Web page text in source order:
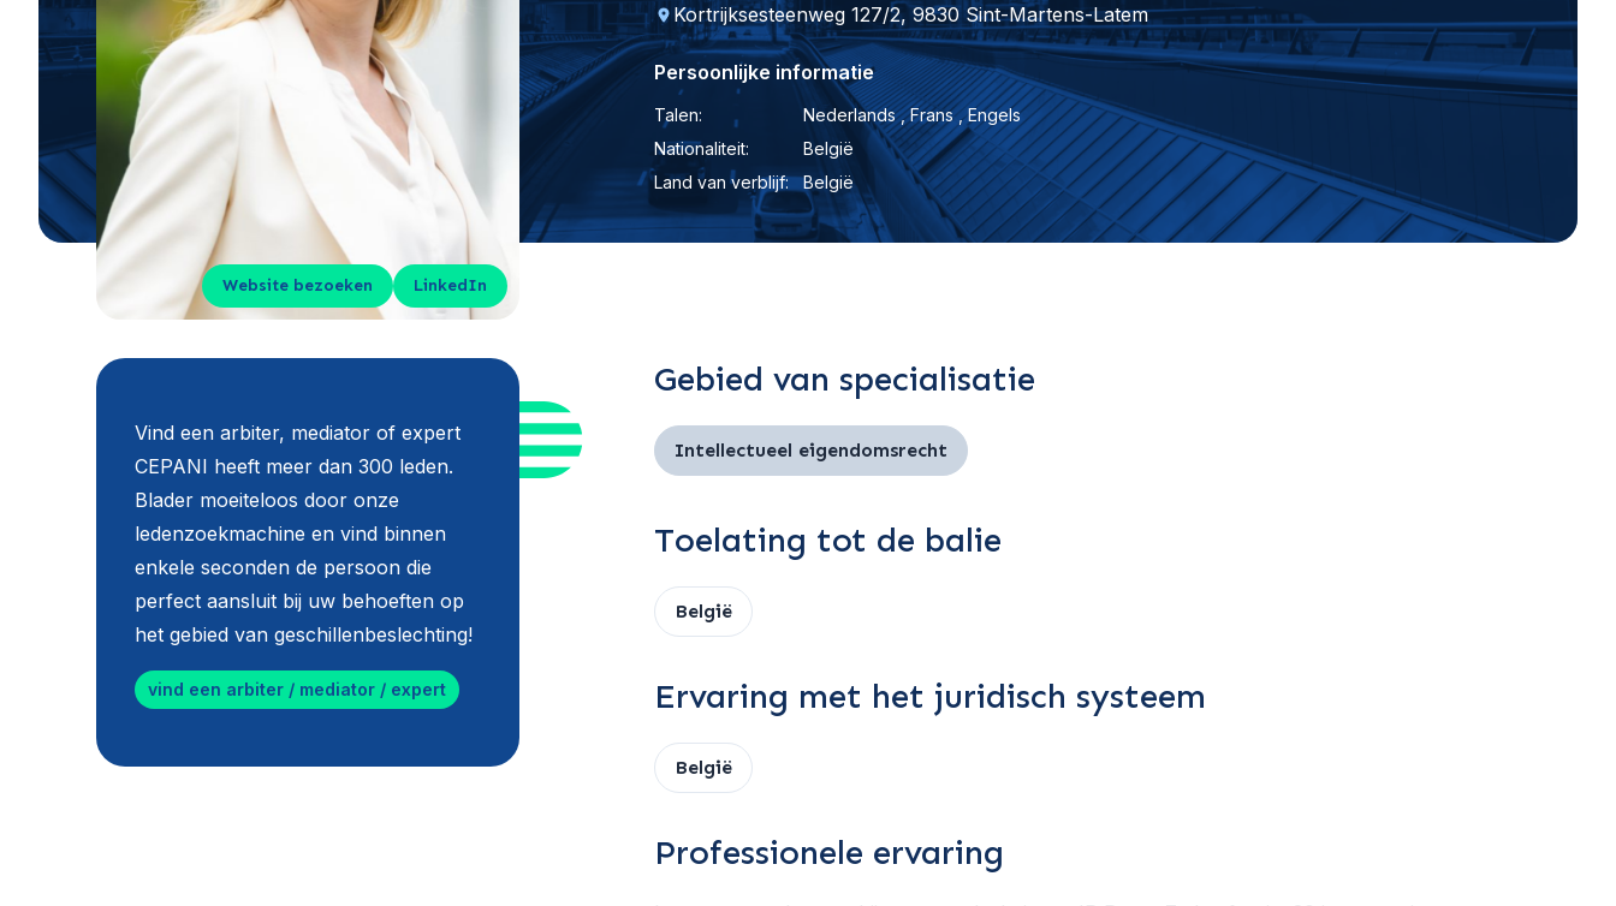
Website bezoeken LinkedIn
Kortrijksesteenweg 127/2, 9830 Sint-Martens-Latem
Persoonlijke informatie
Talen:
Nederlands , Frans , Engels
Nationaliteit:
België
Land van verblijf:
België
Vind een arbiter, mediator of expert
CEPANI heeft meer dan 300 leden.
Blader moeiteloos door onze
ledenzoekmachine en vind binnen
enkele seconden de persoon die
perfect aansluit bij uw behoeften op
het gebied van geschillenbeslechting!
vind een arbiter / mediator / expert
Gebied van specialisatie
Intellectueel eigendomsrecht
Toelating tot de balie
België
Ervaring met het juridisch systeem
België
Professionele ervaring